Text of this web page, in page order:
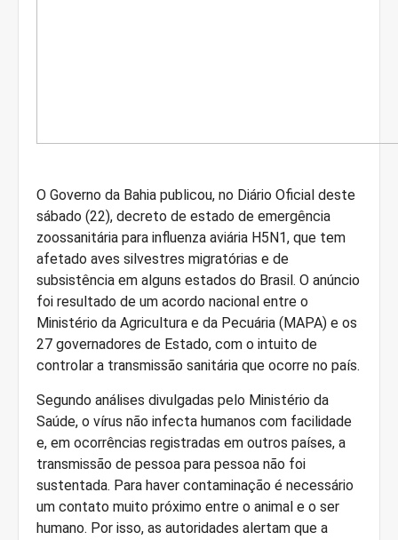
O Governo da Bahia publicou, no Diário Oficial deste
sábado (22), decreto de estado de emergência
zoossanitária para influenza aviária H5N1, que tem
afetado aves silvestres migratórias e de
subsistência em alguns estados do Brasil. O anúncio
foi resultado de um acordo nacional entre o
Ministério da Agricultura e da Pecuária (MAPA) e os
27 governadores de Estado, com o intuito de
controlar a transmissão sanitária que ocorre no país.
Segundo análises divulgadas pelo Ministério da
Saúde, o vírus não infecta humanos com facilidade
e, em ocorrências registradas em outros países, a
transmissão de pessoa para pessoa não foi
sustentada. Para haver contaminação é necessário
um contato muito próximo entre o animal e o ser
humano. Por isso, as autoridades alertam que a